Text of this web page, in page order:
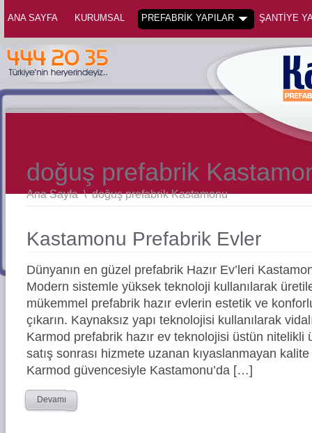
ANA SAYFA KURUMSAL PREFABRİK YAPILAR ŞANTİYE
doğuş prefabrik
Ana Sayfa \doğuş prefabrik Kastamonu
Kastamonu Prefabrik Evler
Dünyanın en güzel prefabrik Hazır Ev’leri
Modern sistemle yüksek teknoloji kullanılarak
mükemmel prefabrik hazır evlerin estetik ve
çıkarın. Kaynaksız yapı teknolojisi kullanılarak
Karmod prefabrik hazır ev teknolojisi üstün nitelikli
satış sonrası hizmete uzanan kıyaslanmayan kalite
Karmod güvencesiyle Kastamonu’da […]
Devamı